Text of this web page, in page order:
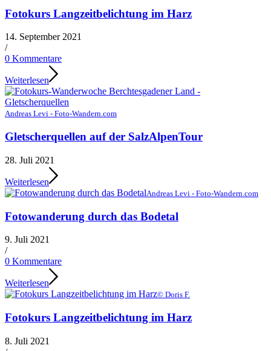
Fotokurs Langzeitbelichtung im Harz
14. September 2021
/
0 Kommentare
Weiterlesen
Andreas Levi - Foto-Wandern.com
Gletscherquellen auf der SalzAlpenTour
28. Juli 2021
Weiterlesen
Andreas Levi - Foto-Wandern.com
Fotowanderung durch das Bodetal
9. Juli 2021
/
0 Kommentare
Weiterlesen
© Doris F.
Fotokurs Langzeitbelichtung im Harz
8. Juli 2021